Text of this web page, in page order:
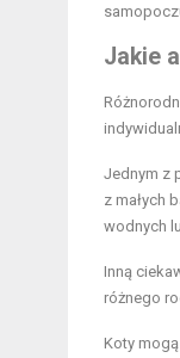
Jakie
Jednym z
z małych
wodnych
Inną
różnego
Koty